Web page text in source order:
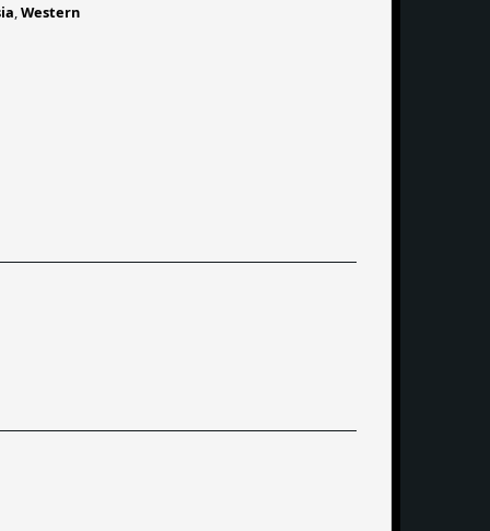
,Western